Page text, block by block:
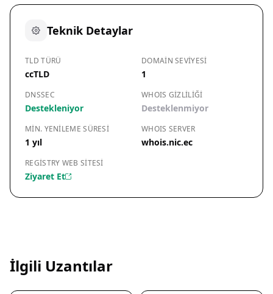
Teknik Detaylar
TLD TÜRÜ
ccTLD
DOMAIN SEVIYESI
1
DNSSEC
Destekleniyor
WHOIS GIZLILIĞI
Desteklenmiyor
MIN. YENILEME SÜRESI
1 yıl
WHOIS SERVER
whois.nic.ec
REGISTRY WEB SITESI
Ziyaret Et
İlgili Uzantılar